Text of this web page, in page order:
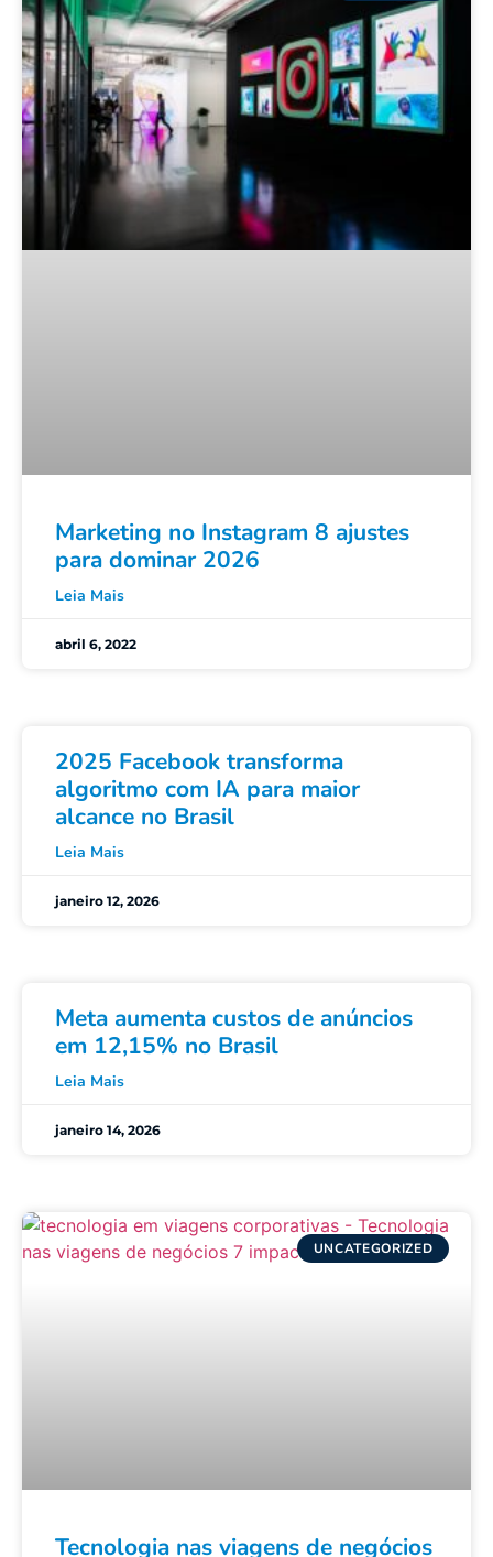
Marketing no Instagram 8 ajustes
para dominar 2026
Leia Mais
abril 6, 2022
2025 Facebook transforma
algoritmo com IA para maior
alcance no Brasil
Leia Mais
janeiro 12, 2026
Meta aumenta custos de anúncios
em 12,15% no Brasil
Leia Mais
janeiro 14, 2026
UNCATEGORIZED
Tecnologia nas viagens de negócios